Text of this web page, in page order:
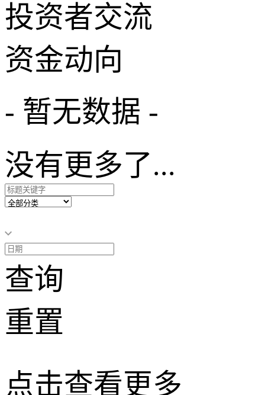
投资者交流
资金动向
- 暂无数据 -
没有更多了...
查询
重置
点击查看更多